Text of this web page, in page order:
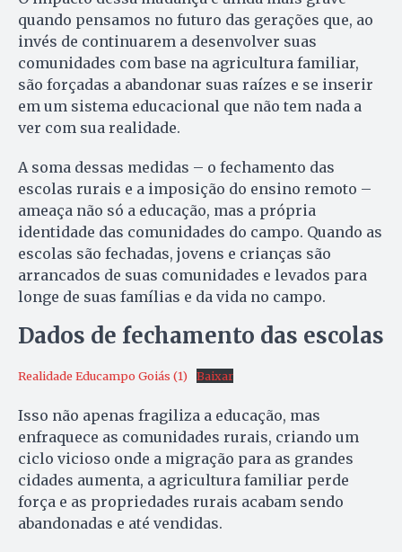
quando pensamos no futuro das gerações que, ao
invés de continuarem a desenvolver suas
comunidades com base na agricultura familiar,
são forçadas a abandonar suas raízes e se inserir
em um sistema educacional que não tem nada a
ver com sua realidade.
A soma dessas medidas – o fechamento das
escolas rurais e a imposição do ensino remoto –
ameaça não só a educação, mas a própria
identidade das comunidades do campo. Quando as
escolas são fechadas, jovens e crianças são
arrancados de suas comunidades e levados para
longe de suas famílias e da vida no campo.
Dados de fechamento das escolas
Realidade Educampo Goiás (1) Baixar
Isso não apenas fragiliza a educação, mas
enfraquece as comunidades rurais, criando um
ciclo vicioso onde a migração para as grandes
cidades aumenta, a agricultura familiar perde
força e as propriedades rurais acabam sendo
abandonadas e até vendidas.